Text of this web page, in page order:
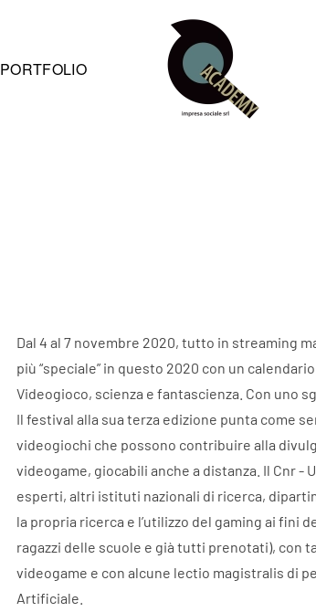
PORTFOLIO
Dal 4 al 7 novembre 2020, tutto in streaming
più “speciale” in questo 2020 con un
Videogioco, scienza e fantascienza. Con uno
Il festival alla sua terza edizione punta come
videogiochi che possono contribuire alla
videogame, giocabili anche a distanza. Il Cnr -
esperti, altri istituti nazionali di ricerca,
la propria ricerca e l’utilizzo del gaming ai
ragazzi delle scuole e già tutti prenotati), con
videogame e con alcune lectio magistralis di
Artificiale.